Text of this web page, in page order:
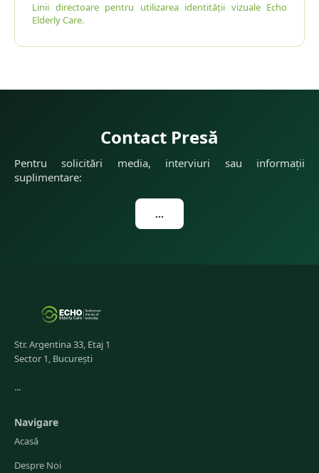
Linii directoare pentru utilizarea identității vizuale Echo
Elderly Care.
Contact Presă
Pentru solicitări media, interviuri sau informații
suplimentare:
...
Str. Argentina 33, Etaj 1
Sector 1, București
...
Navigare
Acasă
Despre Noi